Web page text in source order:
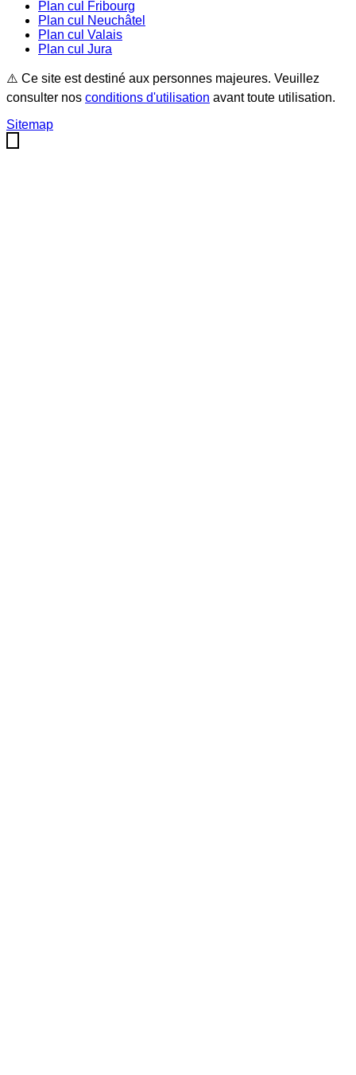
Plan cul
Fribourg
Plan cul
Neuchâtel
Plan cul Valais
Plan cul Jura
⚠️ Ce site est destiné aux personnes majeures. Veuillez
consulter nos conditions d'utilisation avant toute utilisation.
Sitemap